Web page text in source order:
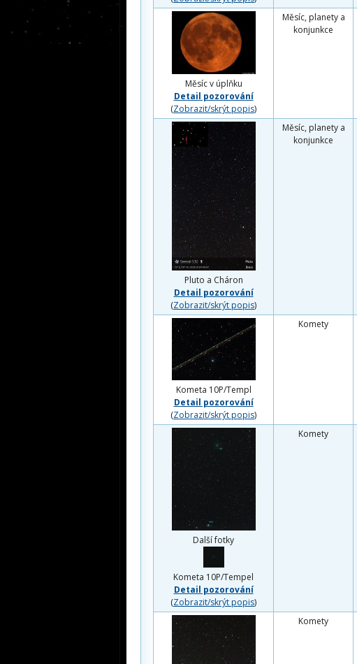
Měsíc v úplňku
Detail pozorování
(Zobrazit/skrýt popis)
Měsíc, planety a
konjunkce
Pluto a Cháron
Detail pozorování
(Zobrazit/skrýt popis)
Měsíc, planety a
konjunkce
Kometa 10P/Templ
Detail pozorování
(Zobrazit/skrýt popis)
Komety
Další fotky
Kometa 10P/Tempel
Detail pozorování
(Zobrazit/skrýt popis)
Komety
Komety